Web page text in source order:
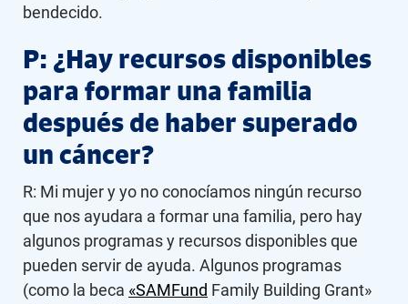
bendecido.
P: ¿Hay recursos disponibles
para formar una familia
después de haber superado
un cáncer?
R: Mi mujer y yo no conocíamos ningún recurso
que nos ayudara a formar una familia, pero hay
algunos programas y recursos disponibles que
pueden servir de ayuda. Algunos programas
(como la beca «SAMFund Family Building Grant»